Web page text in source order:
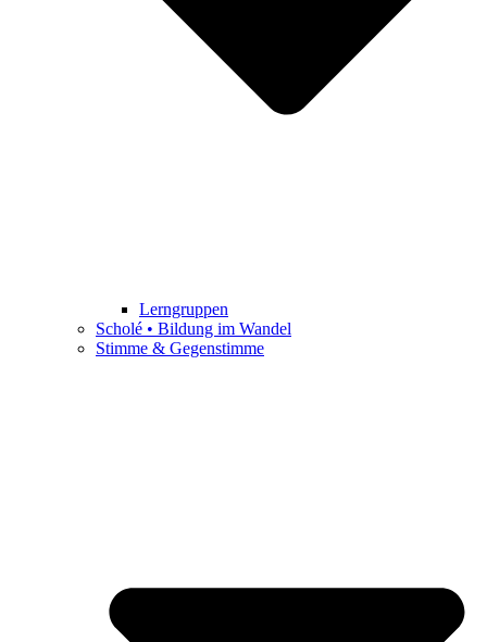
Lerngruppen
Scholé • Bildung im Wandel
Stimme & Gegenstimme